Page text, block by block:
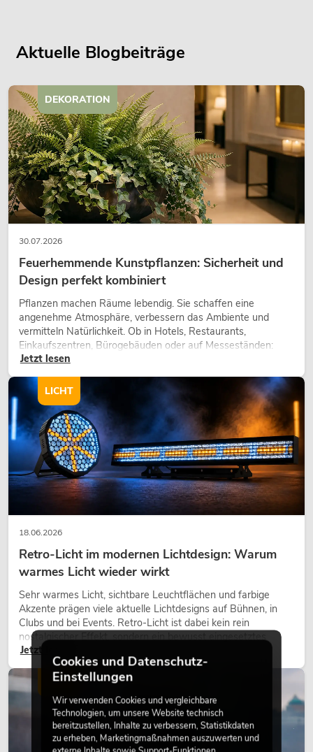
Aktuelle Blogbeiträge
30.07.2026
Feuerhemmende Kunstpflanzen: Sicherheit und
Design perfekt kombiniert
Pflanzen machen Räume lebendig. Sie schaffen eine
angenehme Atmosphäre, verbessern das Ambiente und
vermitteln Natürlichkeit. Ob in Hotels, Restaurants,
Einkaufszentren, Bürogebäuden oder auf Messeständen:
eine hochwertige Begrünung gehört heute längst zum
Jetzt lesen
DEKORATION
18.06.2026
Retro-Licht im modernen Lichtdesign: Warum
warmes Licht wieder wirkt
Sehr warmes Licht, sichtbare Leuchtflächen und farbige
Akzente prägen viele aktuelle Lichtdesigns auf Bühnen, in
Clubs und bei Events. Retro-Licht ist dabei kein rein
nostalgischer Effekt, sondern ein bewusst eingesetztes
Gestaltungsmittel: Es schafft Atmosphäre, gibt Szenen
Charakter und kann technische LED-Setups emotionaler
wirken lassen.
Jetzt lesen
LICHT
LICHT
Cookies und Datenschutz-
Einstellungen
Wir verwenden Cookies und vergleichbare
Technologien, um unsere Website technisch
bereitzustellen, Inhalte zu verbessern, Statistikdaten
zu erheben, Marketingmaßnahmen auszuwerten und